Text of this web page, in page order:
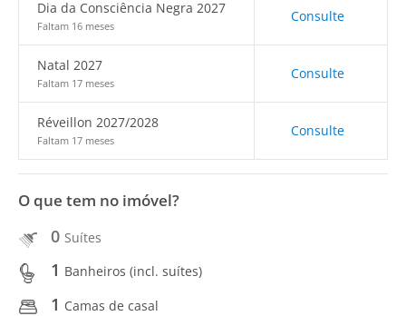
Dia da Consciência Negra 2027
Faltam 16 meses
Consulte
Natal 2027
Faltam 17 meses
Consulte
Réveillon 2027/2028
Faltam 17 meses
Consulte
O que tem no imóvel?
0 Suítes
1 Banheiros (incl. suítes)
1 Camas de casal